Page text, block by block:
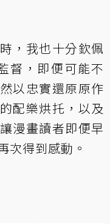
，我也十分欽佩
督，即便可能不
以忠實還原原作
配樂烘托，以及
漫畫讀者即便早
次得到感動。